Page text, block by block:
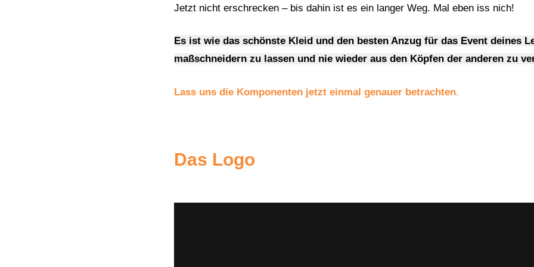
Jetzt nicht erschrecken – bis dahin ist es ein langer Weg. Mal eben iss nich!
Es ist wie das schönste Kleid und den besten Anzug für das Event deines
maßschneidern zu lassen und nie wieder aus den Köpfen der anderen zu
Lass uns die Komponenten jetzt einmal genauer betrachten.
Das Logo